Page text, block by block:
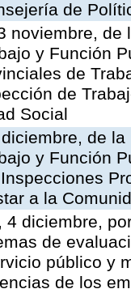
de
noviembre,
y Función
de
de
Social
de
y Función
a la
4 diciembre,
de
público y
de los